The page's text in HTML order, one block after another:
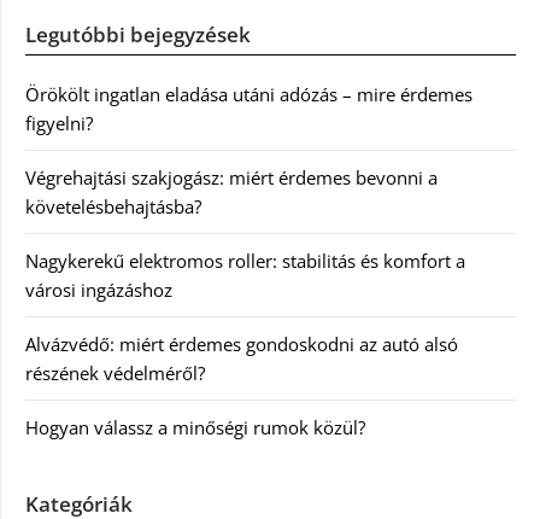
Legutóbbi bejegyzések
Örökölt ingatlan eladása utáni adózás – mire érdemes
figyelni?
Végrehajtási szakjogász: miért érdemes bevonni a
követelésbehajtásba?
Nagykerekű elektromos roller: stabilitás és komfort a
városi ingázáshoz
Alvázvédő: miért érdemes gondoskodni az autó alsó
részének védelméről?
Hogyan válassz a minőségi rumok közül?
Kategóriák